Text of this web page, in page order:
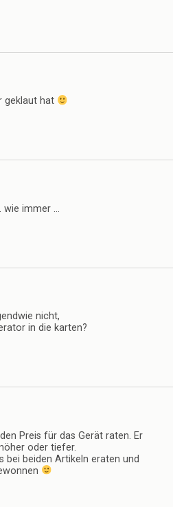
geklaut hat
wie immer …
nicht,
in die karten?
Preis für das Gerät raten. Er
oder tiefer.
bei beiden Artikeln eraten und